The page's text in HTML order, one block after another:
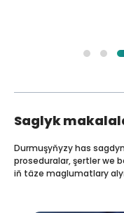
Saglyk
Durmuşyňyzy has
proseduralar, şertler we
iň täze maglumatlary